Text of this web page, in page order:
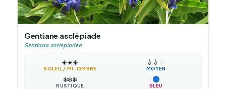
Gentiane asclépiade
Gentiana asclepiadea
☀️☀️☀️
SOLEIL / MI-OMBRE
💧 💧 💧
MOYEN
❄️❄️❄️
RUSTIQUE BLEU